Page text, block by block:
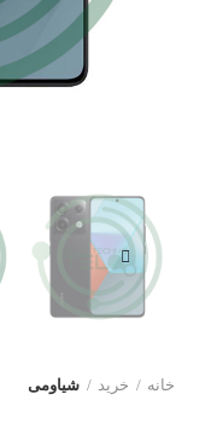
خانه خرید شیاومی